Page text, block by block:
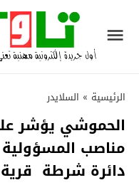
الرئيسية » السلايدر
الحموشي يؤشر
مناصب
دائرة شرطة قرية